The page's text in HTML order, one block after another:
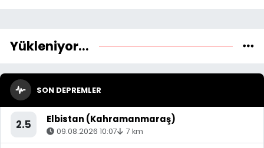
Yükleniyor...
SON DEPREMLER
2.5 Elbistan (Kahramanmaraş)
09.08.2026 10:07 7 km